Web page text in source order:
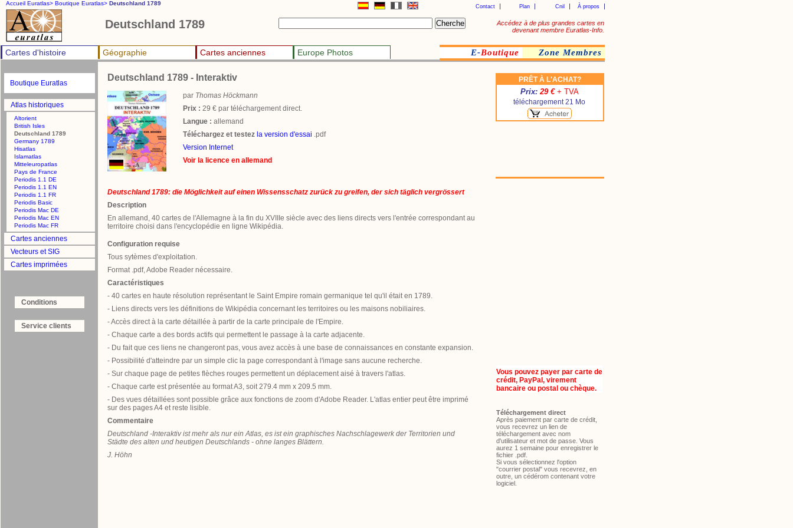
Accueil Euratlas> Boutique Euratlas> Deutschland 1789
Accédez à de plus grandes cartes en
devenant membre Euratlas-Info.
À propos
Cnil
Plan
Contact
Deutschland 1789
Cartes d'histoire Géographie Cartes anciennes Europe Photos E-Boutique Zone Membres
Boutique Euratlas
Atlas historiques
Altorient
British Isles
Deutschland 1789
Germany 1789
Hisatlas
Islamatlas
Mitteleuropatlas
Pays de France
Periodis 1.1 DE
Periodis 1.1 EN
Periodis 1.1 FR
Periodis Basic
Periodis Mac DE
Periodis Mac EN
Periodis Mac FR
Cartes anciennes
Vecteurs et SIG
Cartes imprimées
Conditions
Service clients
Deutschland 1789 - Interaktiv
par Thomas Höckmann
Prix : 29 € par téléchargement direct.
Langue : allemand
Téléchargez et testez la version d'essai .pdf
Version Internet
Voir la licence en allemand
Deutschland 1789: die Möglichkeit auf einen Wissensschatz zurück zu greifen, der sich täglich vergrössert
Description
En allemand, 40 cartes de l'Allemagne à la fin du XVIIIe siècle avec des liens directs vers l'entrée correspondant au
territoire choisi dans l'encyclopédie en ligne Wikipédia.
Configuration requise
Tous sytèmes d'exploitation.
Format .pdf, Adobe Reader nécessaire.
Caractéristiques
- 40 cartes en haute résolution représentant le Saint Empire romain germanique tel qu'il était en 1789.
- Liens directs vers les définitions de Wikipédia concernant les territoires ou les maisons nobiliaires.
- Accès direct à la carte détaillée à partir de la carte principale de l'Empire.
- Chaque carte a des bords actifs qui permettent le passage à la carte adjacente.
- Du fait que ces liens ne changeront pas, vous avez accès à une base de connaissances en constante expansion.
- Possibilité d'atteindre par un simple clic la page correspondant à l'image sans aucune recherche.
- Sur chaque page de petites flèches rouges permettent un déplacement aisé à travers l'atlas.
- Chaque carte est présentée au format A3, soit 279.4 mm x 209.5 mm.
- Des vues détaillées sont possible grâce aux fonctions de zoom d'Adobe Reader. L'atlas entier peut être imprimé
sur des pages A4 et reste lisible.
Commentaire
Deutschland -Interaktiv ist mehr als nur ein Atlas, es ist ein graphisches Nachschlagewerk der Territorien und
Städte des alten und heutigen Deutschlands - ohne langes Blättern.
J. Höhn
PRÊT À L'ACHAT?
Prix:29 €+ TVA
téléchargement 21 Mo
Vous pouvez payer par carte de
crédit, PayPal, virement
bancaire ou postal ou chèque.
Téléchargement direct
Après paiement par carte de crédit,
vous recevrez un lien de
téléchargement avec nom
d'utilisateur et mot de passe. Vous
aurez 1 semaine pour enregistrer le
fichier .pdf.
Si vous sélectionnez l'option
"courrier postal" vous recevrez, en
outre, un cédérom contenant votre
logiciel.